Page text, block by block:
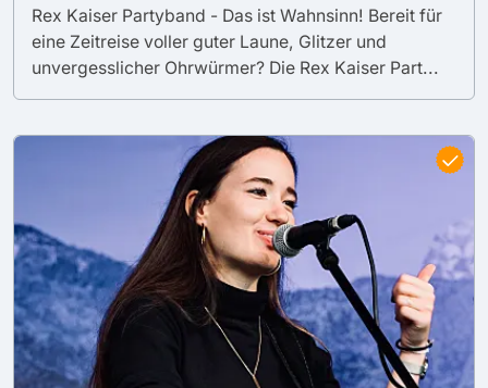
Rex Kaiser Partyband - Das ist Wahnsinn! Bereit für
eine Zeitreise voller guter Laune, Glitzer und
unvergesslicher Ohrwürmer? Die Rex Kaiser Part...